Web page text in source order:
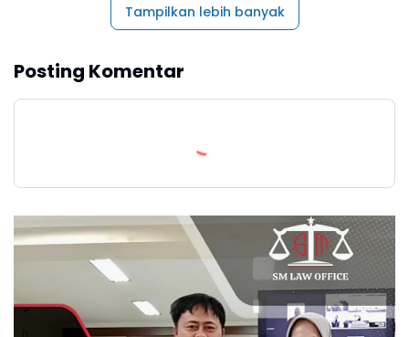
Tampilkan lebih banyak
Posting Komentar